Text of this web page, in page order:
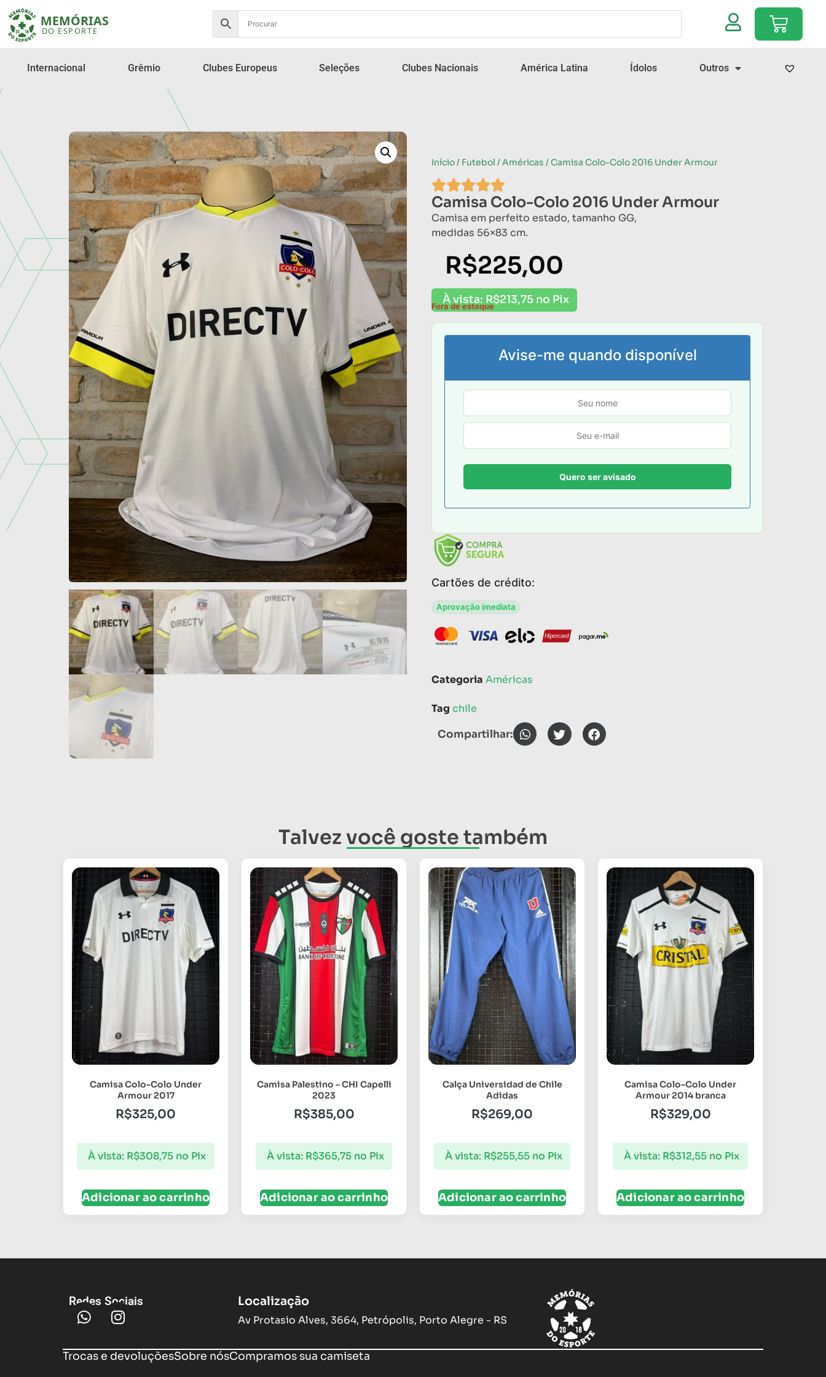
Internacional Grêmio Clubes Europeus Seleções Clubes Nacionais América Latina Ídolos Outros
Início/ Futebol /Américas / Camisa Colo-Colo 2016 Under Armour
Camisa Colo-Colo 2016 Under Armour
Camisa em perfeito estado, tamanho GG,
medidas 56×83 cm.
R$225,00
À vista: R$213,75 no Pix
Fora de estoque
Avise-me quando disponível
Cartões de crédito:
Aprovação imediata
Categoria Américas
Tag chile
Compartilhar:
Talvez você goste também
Camisa Colo-Colo Under
Armour 2017
R$325,00
À vista: R$308,75 no Pix
Adicionar ao carrinho
Camisa Palestino – CHI Capelli
2023
R$385,00
À vista: R$365,75 no Pix
Adicionar ao carrinho
Calça Universidad de Chile
Adidas
R$269,00
À vista: R$255,55 no Pix
Adicionar ao carrinho
Camisa Colo-Colo Under
Armour 2014 branca
R$329,00
À vista: R$312,55 no Pix
Adicionar ao carrinho
Redes Sociais Localização
Av Protasio Alves, 3664, Petrópolis, Porto Alegre - RS
Trocas e devoluçõesSobre nósCompramos sua camiseta